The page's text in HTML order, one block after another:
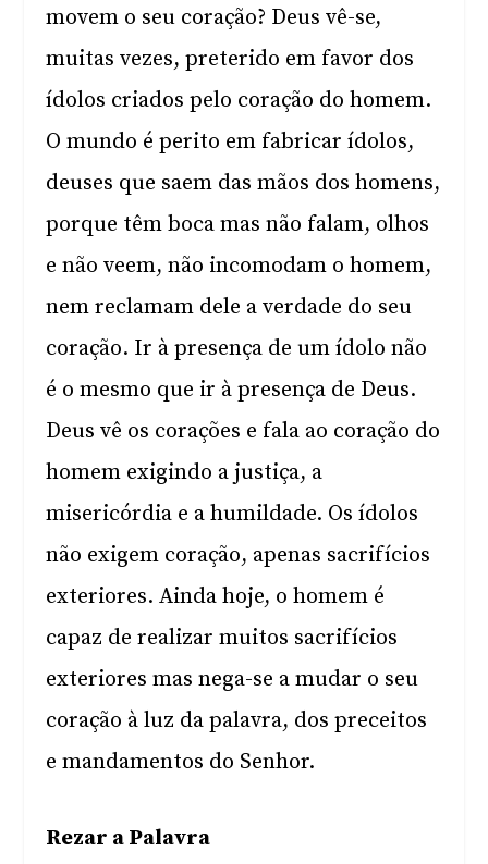
movem o seu coração? Deus vê-se,
muitas vezes, preterido em favor dos
ídolos criados pelo coração do homem.
O mundo é perito em fabricar ídolos,
deuses que saem das mãos dos homens,
porque têm boca mas não falam, olhos
e não veem, não incomodam o homem,
nem reclamam dele a verdade do seu
coração. Ir à presença de um ídolo não
é o mesmo que ir à presença de Deus.
Deus vê os corações e fala ao coração do
homem exigindo a justiça, a
misericórdia e a humildade. Os ídolos
não exigem coração, apenas sacrifícios
exteriores. Ainda hoje, o homem é
capaz de realizar muitos sacrifícios
exteriores mas nega-se a mudar o seu
coração à luz da palavra, dos preceitos
e mandamentos do Senhor.
Rezar a Palavra